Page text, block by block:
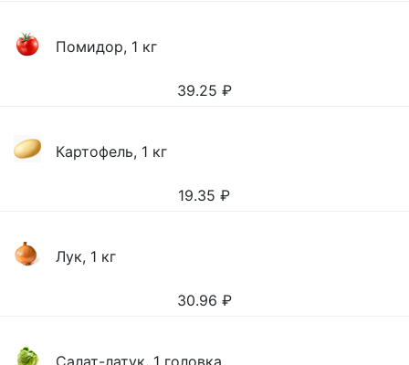
Помидор, 1 кг
39.25 ₽
Картофель, 1 кг
19.35 ₽
Лук, 1 кг
30.96 ₽
Салат-латук, 1 головка